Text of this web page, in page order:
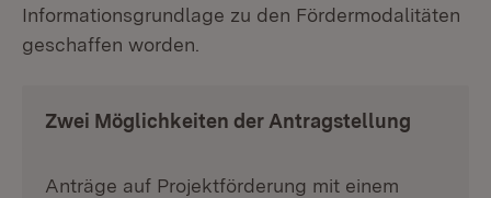
Informationsgrundlage zu den Fördermodalitäten
geschaffen worden.
Zwei Möglichkeiten der Antragstellung
Anträge auf Projektförderung mit einem